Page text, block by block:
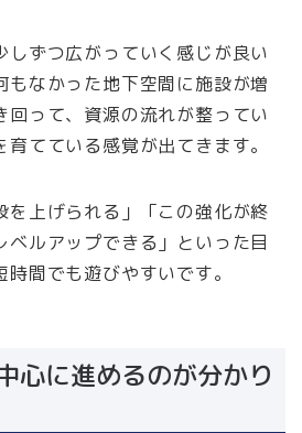
しずつ広がっていく感じが良い
もなかった地下空間に施設が増
回って、資源の流れが整ってい
てている感覚が出てきます。
を上げられる」「この強化が終
ベルアップできる」といった目
間でも遊びやすいです。
心に進めるのが分かり